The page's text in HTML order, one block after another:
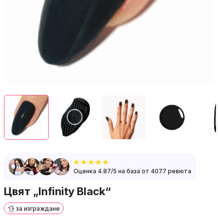
Оценка 4.87/5 на база от 4077 ревюта
Цвят „Infinity Black“
за изграждане